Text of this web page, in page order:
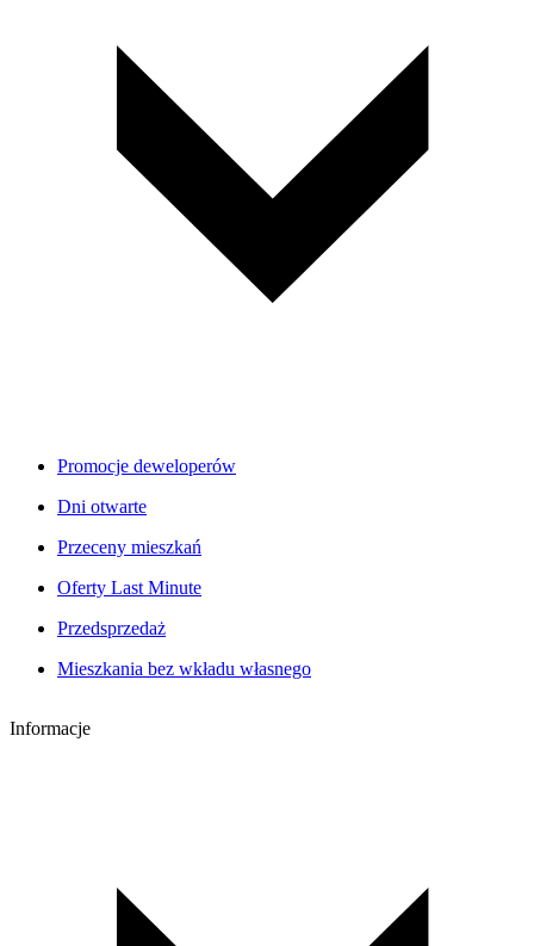
Promocje deweloperów
Dni otwarte
Przeceny mieszkań
Oferty Last Minute
Przedsprzedaż
Mieszkania bez wkładu własnego
Informacje